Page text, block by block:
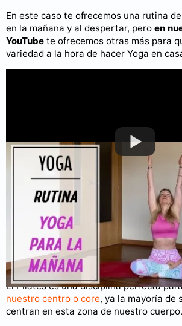
En este caso te ofrecemos una rutina
en la mañana y al despertar, pero en
YouTube te ofrecemos otras más para
variedad a la hora de hacer Yoga en
Puedes consultar más videos en nuestro
Rutina de Pilates en casa
El Pilates es una disciplina perfecta
nuestro centro o core, ya la mayoría de
centran en esta zona de nuestro cuerpo.